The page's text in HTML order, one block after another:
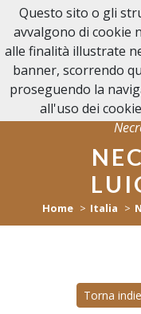
NECROLOGI
AGRO ATELLANO
Home Italia
Torna
Questo sito o gli
avvalgono di cookie
alle finalità illustrate
banner, scorrendo
proseguendo la
all'uso dei